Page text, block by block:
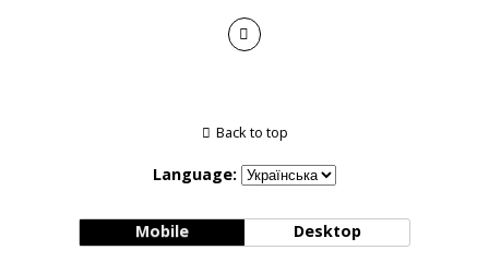
Back to top
Language:
Mobile Desktop